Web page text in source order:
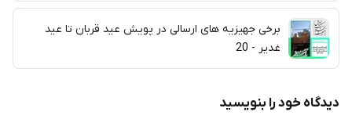
برخی جهیزیه های ارسالی در پویش عید قربان تا عید
غدیر - 20
دیدگاه خود را بنویسید